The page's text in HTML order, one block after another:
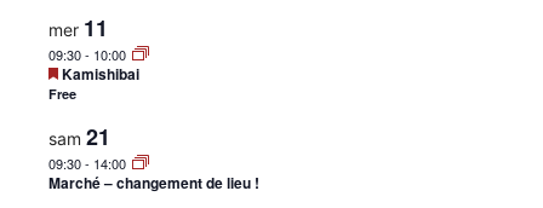
avant
mer 11
09:30- 10:00
Mis
en
Kamishibai
Free
sam 21
09:30- 14:00
Marché – changement de lieu !